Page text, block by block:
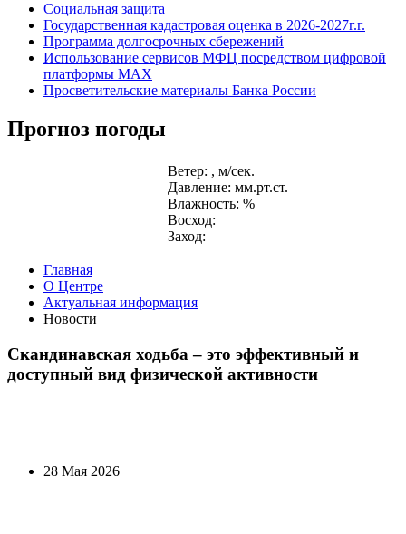
Социальная защита
Государственная кадастровая оценка в 2026-2027г.г.
Программа долгосрочных сбережений
Использование сервисов МФЦ посредством цифровой
платформы MAX
Просветительские материалы Банка России
Прогноз погоды
Ветер: , м/сек.
Давление: мм.рт.ст.
Влажность: %
Восход:
Заход:
Главная
О Центре
Актуальная информация
Новости
Скандинавская ходьба – это эффективный и
доступный вид физической активности
28 Мая 2026